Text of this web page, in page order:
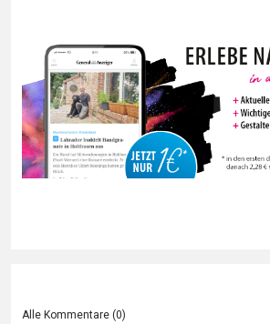
Alle Kommentare (0)